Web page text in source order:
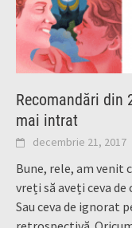
Recomandări din
mai intrat
decembrie 21, 2017
Bune, rele, am venit
vreți să aveți ceva
Sau ceva de ignorat